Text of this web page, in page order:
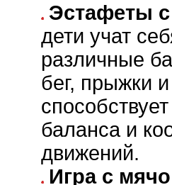
Эстафеты
дети учат
различные
бег, прыжки
баланса и
движений.
Игра с